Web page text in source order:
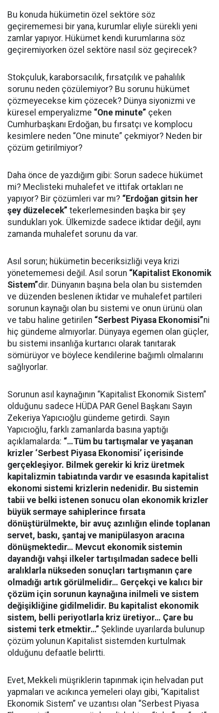
Bu konuda hükümetin özel sektöre söz
geçirememesi bir yana, kurumlar eliyle sürekli yeni
zamlar yapıyor. Hükümet kendi kurumlarına söz
geçiremiyorken özel sektöre nasıl söz geçirecek?
Stokçuluk, karaborsacılık, fırsatçılık ve pahalılık
sorunu neden çözülemiyor? Bu sorunu hükümet
çözmeyecekse kim çözecek? Dünya siyonizmi ve
küresel emperyalizme “One minute” çeken
Cumhurbaşkanı Erdoğan, bu fırsatçı ve komplocu
kesimlere neden “One minute” çekmiyor? Neden bir
çözüm getirilmiyor?
Daha önce de yazdığım gibi: Sorun sadece hükümet
mi? Meclisteki muhalefet ve ittifak ortakları ne
yapıyor? Bir çözümleri var mı? “Erdoğan gitsin her
şey düzelecek” tekerlemesinden başka bir şey
sundukları yok. Ülkemizde sadece iktidar değil, aynı
zamanda muhalefet sorunu da var.
Asıl sorun; hükümetin beceriksizliği veya krizi
yönetememesi değil. Asıl sorun “Kapitalist Ekonomik
Sistem”dir. Dünyanın başına bela olan bu sistemden
ve düzenden beslenen iktidar ve muhalefet partileri
sorunun kaynağı olan bu sistemi ve onun ürünü olan
ve tabu haline getirilen “Serbest Piyasa Ekonomisi”ni
hiç gündeme almıyorlar. Dünyaya egemen olan güçler,
bu sistemi insanlığa kurtarıcı olarak tanıtarak
sömürüyor ve böylece kendilerine bağımlı olmalarını
sağlıyorlar.
Sorunun asıl kaynağının “Kapitalist Ekonomik Sistem”
olduğunu sadece HÜDA PAR Genel Başkanı Sayın
Zekeriya Yapıcıoğlu gündeme getirdi. Sayın
Yapıcıoğlu, farklı zamanlarda basına yaptığı
açıklamalarda: “…Tüm bu tartışmalar ve yaşanan
krizler ‘Serbest Piyasa Ekonomisi’ içerisinde
gerçekleşiyor. Bilmek gerekir ki kriz üretmek
kapitalizmin tabiatında vardır ve esasında kapitalist
ekonomi sistemi krizlerin nedenidir. Bu sistemin
tabii ve belki istenen sonucu olan ekonomik krizler
büyük sermaye sahiplerince fırsata
dönüştürülmekte, bir avuç azınlığın elinde toplanan
servet, baskı, şantaj ve manipülasyon aracına
dönüşmektedir… Mevcut ekonomik sistemin
dayandığı vahşi ilkeler tartışılmadan sadece belli
aralıklarla nükseden sonuçları tartışmanın çare
olmadığı artık görülmelidir… Gerçekçi ve kalıcı bir
çözüm için sorunun kaynağına inilmeli ve sistem
değişikliğine gidilmelidir. Bu kapitalist ekonomik
sistem, belli periyotlarla kriz üretiyor… Çare bu
sistemi terk etmektir…” Şeklinde uyarılarda bulunup
çözüm yolunun Kapitalist sistemden kurtulmak
olduğunu defaatle belirtti.
Evet, Mekkeli müşriklerin tapınmak için helvadan put
yapmaları ve acıkınca yemeleri olayı gibi, “Kapitalist
Ekonomik Sistem” ve uzantısı olan “Serbest Piyasa